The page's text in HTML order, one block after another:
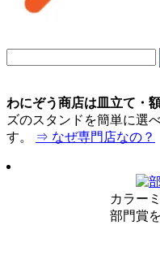
わにぞう商店は皿立て・
ズのスタンドを簡単に選
す。
⇒ なぜ専門店なの？
カラー
部門賞